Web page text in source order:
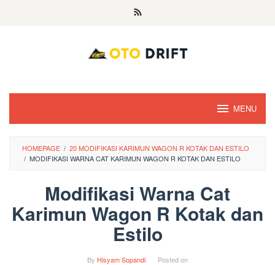
MENU
HOMEPAGE / 20 MODIFIKASI KARIMUN WAGON R KOTAK DAN ESTILO
/ MODIFIKASI WARNA CAT KARIMUN WAGON R KOTAK DAN ESTILO
Modifikasi Warna Cat
Karimun Wagon R Kotak dan
Estilo
By Hisyam Sopandi Posted on